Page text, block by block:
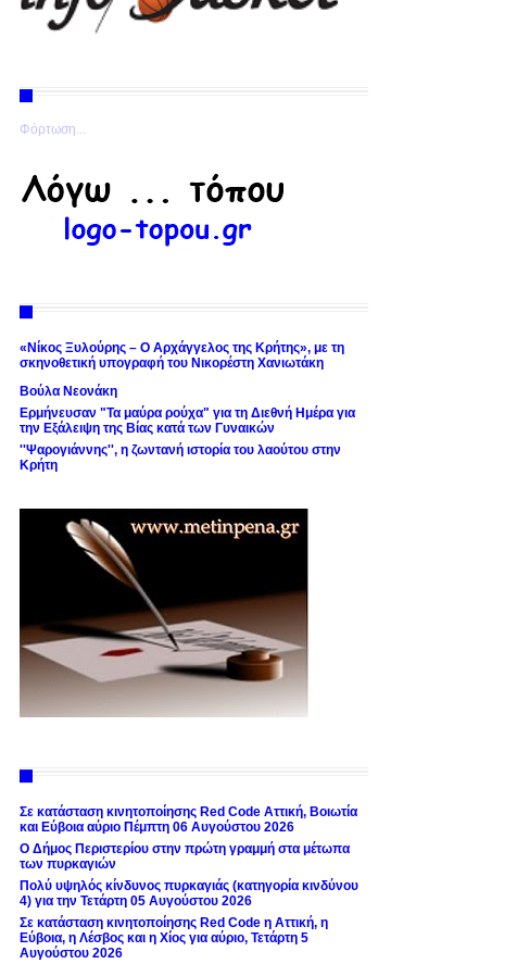
Φόρτωση...
«Νίκος Ξυλούρης – Ο Αρχάγγελος της Κρήτης», με τη
σκηνοθετική υπογραφή του Νικορέστη Χανιωτάκη
Βούλα Νεονάκη
Ερμήνευσαν "Τα μαύρα ρούχα" για τη Διεθνή Ημέρα για
την Εξάλειψη της Βίας κατά των Γυναικών
''Ψαρογιάννης'', η ζωντανή ιστορία του λαούτου στην
Κρήτη
Σε κατάσταση κινητοποίησης Red Code Αττική, Βοιωτία
και Εύβοια αύριο Πέμπτη 06 Αυγούστου 2026
Ο Δήμος Περιστερίου στην πρώτη γραμμή στα μέτωπα
των πυρκαγιών
Πολύ υψηλός κίνδυνος πυρκαγιάς (κατηγορία κινδύνου
4) για την Τετάρτη 05 Αυγούστου 2026
Σε κατάσταση κινητοποίησης Red Code η Αττική, η
Εύβοια, η Λέσβος και η Χίος για αύριο, Τετάρτη 5
Αυγούστου 2026